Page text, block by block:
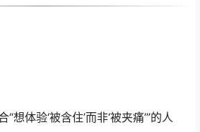
想体验‘被含住’而非‘被夹痛’”的人